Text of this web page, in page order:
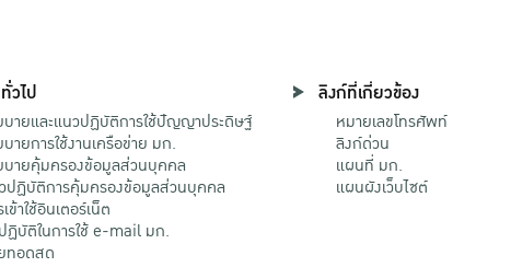
วไป
บายและแนวปฏิบัติการใช้ปัญญาประดิษฐ์
บายการใช้งานเครือข่าย มก.
บายคุ้มครองข้อมูลส่วนบุคคล
ปฏิบัติการคุ้มครองข้อมูลส่วนบุคคล
ข้าใช้อินเตอร์เน็ต
ฏิบัติในการใช้ e-mail มก.
ทอดสด
ลิงก์ที่เกี่ยวข้อง
หมายเลขโทรศัพท์
ลิงก์ด่วน
แผนที่ มก.
แผนผังเว็บไซต์